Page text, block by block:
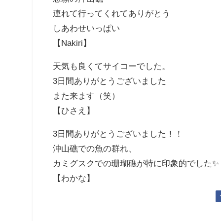
連れて行ってくれてありがとう
しあわせいっぱい
【Nakiri】
天気も良くてサイコーでした。
3日間ありがとうございました
また来ます（笑）
【ひさえ】
3日間ありがとうございました！！
沖山礁での魚の群れ、
カミグスクでの珊瑚礁が特に印象的でした✨
【わかな】